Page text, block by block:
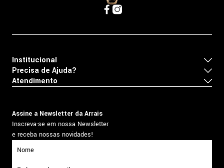
Institucional
Precisa de Ajuda?
Atendimento
Assine a Newsletter da Arrais
Inscreva-se em nossa Newsletter
e receba nossas novidades!